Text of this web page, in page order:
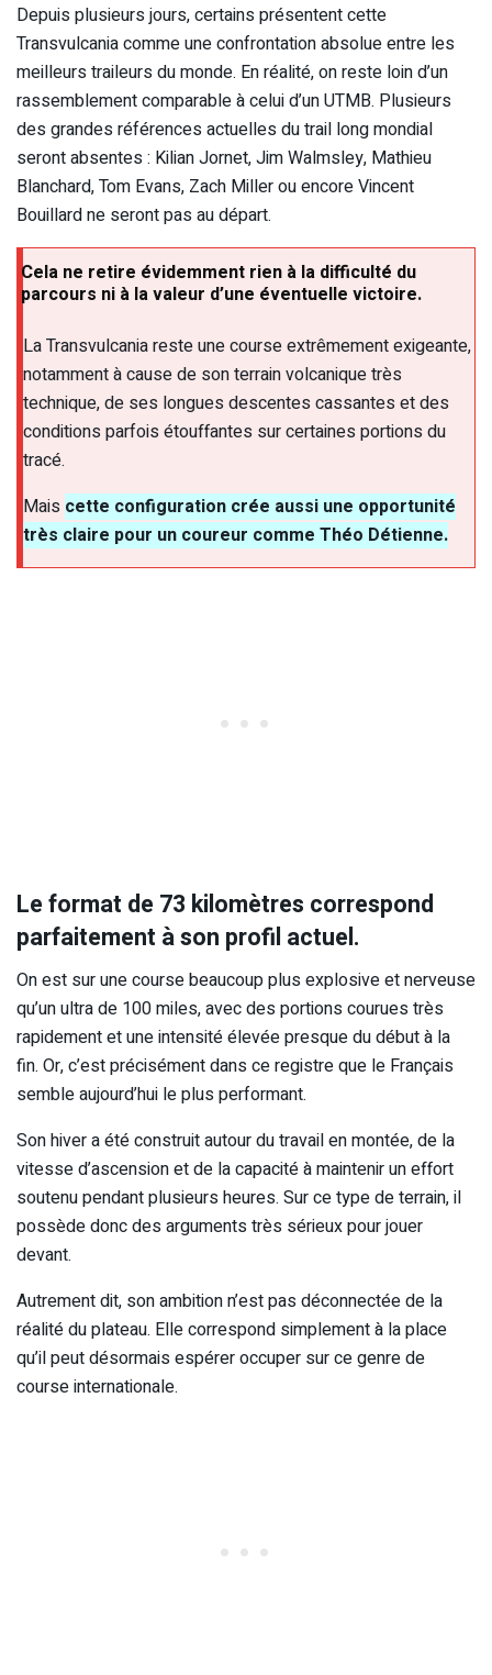
Depuis plusieurs jours, certains présentent cette
Transvulcania comme une confrontation absolue entre les
meilleurs traileurs du monde. En réalité, on reste loin d’un
rassemblement comparable à celui d’un UTMB. Plusieurs
des grandes références actuelles du trail long mondial
seront absentes : Kilian Jornet, Jim Walmsley, Mathieu
Blanchard, Tom Evans, Zach Miller ou encore Vincent
Bouillard ne seront pas au départ.
Cela ne retire évidemment rien à la difficulté du
parcours ni à la valeur d’une éventuelle victoire.
La Transvulcania reste une course extrêmement exigeante,
notamment à cause de son terrain volcanique très
technique, de ses longues descentes cassantes et des
conditions parfois étouffantes sur certaines portions du
tracé.
Mais cette configuration crée aussi une opportunité
très claire pour un coureur comme Théo Détienne.
Le format de 73 kilomètres correspond
parfaitement à son profil actuel.
On est sur une course beaucoup plus explosive et nerveuse
qu’un ultra de 100 miles, avec des portions courues très
rapidement et une intensité élevée presque du début à la
fin. Or, c’est précisément dans ce registre que le Français
semble aujourd’hui le plus performant.
Son hiver a été construit autour du travail en montée, de la
vitesse d’ascension et de la capacité à maintenir un effort
soutenu pendant plusieurs heures. Sur ce type de terrain, il
possède donc des arguments très sérieux pour jouer
devant.
Autrement dit, son ambition n’est pas déconnectée de la
réalité du plateau. Elle correspond simplement à la place
qu’il peut désormais espérer occuper sur ce genre de
course internationale.